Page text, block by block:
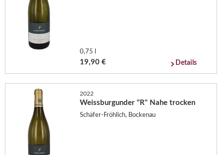
0,75 l
19,90 € Details
2022
Weissburgunder "R" Nahe trocken
Schäfer-Fröhlich, Bockenau